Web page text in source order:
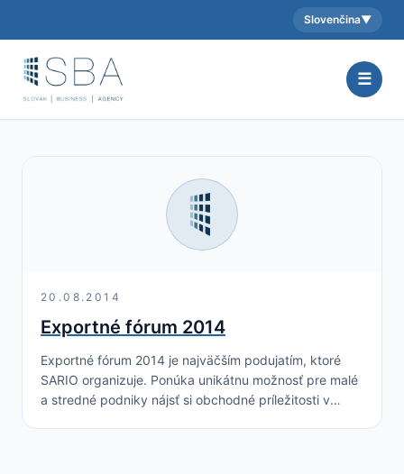
Aktuálny jazyk:
Slovenčina▼
☰
20.08.2014
Exportné fórum 2014
Exportné fórum 2014 je najväčším podujatím, ktoré
SARIO organizuje. Ponúka unikátnu možnosť pre malé
a stredné podniky nájsť si obchodné príležitosti v